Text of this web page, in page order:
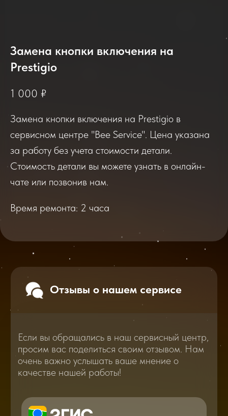
Замена кнопки включения на
Prestigio
1 000 ₽
Замена кнопки включения на Prestigio в
сервисном центре "Bee Service". Цена указана
за работу без учета стоимости детали.
Стоимость детали вы можете узнать в онлайн-
чате или позвонив нам.
Время ремонта: 2 часа
Если вы обращались в наш сервисный центр,
просим вас поделиться своим отзывом. Нам
очень важно услышать ваше мнение о
качестве нашей работы!
Отзывы о нашем сервисе
Смотреть все отзывы
по ремонту в онлайн в чате
В нашем блоге статей мы расскажем
Вам о самом важном, полезном и новом